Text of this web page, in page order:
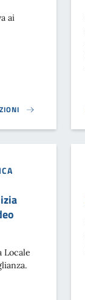
ai
CIMITERIALI}
Locale